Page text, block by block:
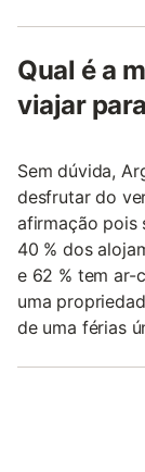
Qual é a
viajar
Sem dúvida,
desfrutar do
afirmação pois
40 % dos
e 62 % tem ar-
uma
de uma férias